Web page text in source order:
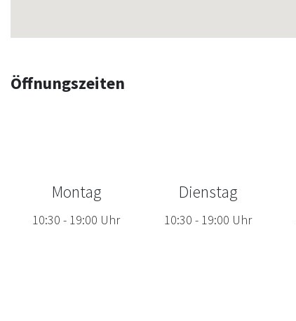
Öffnungszeiten
Montag
10:30 - 19:00 Uhr
Dienstag
10:30 - 19:00 Uhr